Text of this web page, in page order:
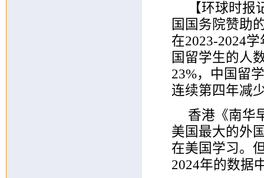
【环球时
国国务院赞助
在2023-2024
国留学生的人
23%，中国留
连续第四年减
香港《南华
美国最大的外
在美国学习。
2024年的数据